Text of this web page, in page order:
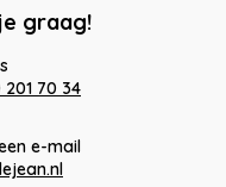
graag!
201 70 34
e-mail